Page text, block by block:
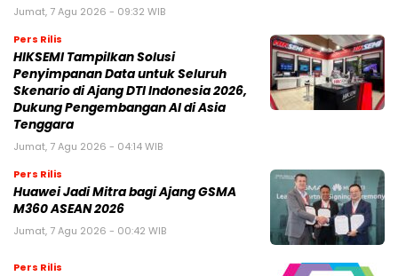
Jumat, 7 Agu 2026 - 09:32 WIB
Pers Rilis
HIKSEMI Tampilkan Solusi
Penyimpanan Data untuk Seluruh
Skenario di Ajang DTI Indonesia 2026,
Dukung Pengembangan AI di Asia
Tenggara
Jumat, 7 Agu 2026 - 04:14 WIB
Pers Rilis
Huawei Jadi Mitra bagi Ajang GSMA
M360 ASEAN 2026
Jumat, 7 Agu 2026 - 00:42 WIB
Pers Rilis